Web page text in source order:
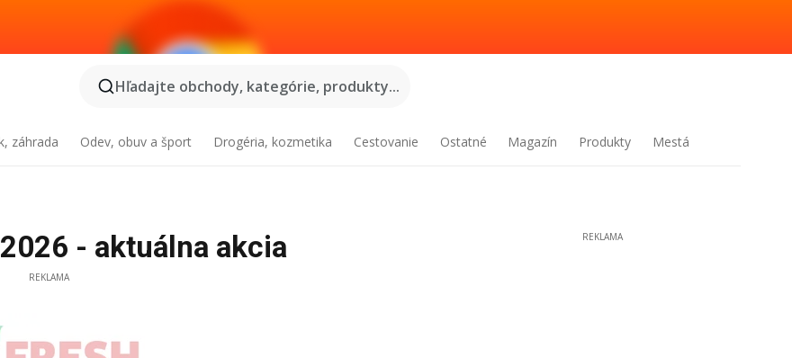
Hľadajte obchody, kategórie, produkty...
záhrada Odev, obuv a šport Drogéria, kozmetika Cestovanie Ostatné Magazín Produkty Mestá
- aktuálna akcia
REKLAMA
REKLAMA